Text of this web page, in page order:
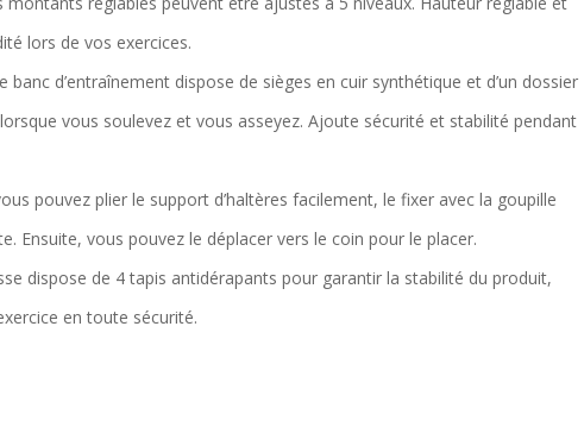
lors de vos exercices.
d’entraînement dispose de sièges en cuir synthétique et d’un dossier
vous soulevez et vous asseyez. Ajoute sécurité et stabilité pendant
pouvez plier le support d’haltères facilement, le fixer avec la goupille
Ensuite, vous pouvez le déplacer vers le coin pour le placer.
dispose de 4 tapis antidérapants pour garantir la stabilité du produit,
en toute sécurité.